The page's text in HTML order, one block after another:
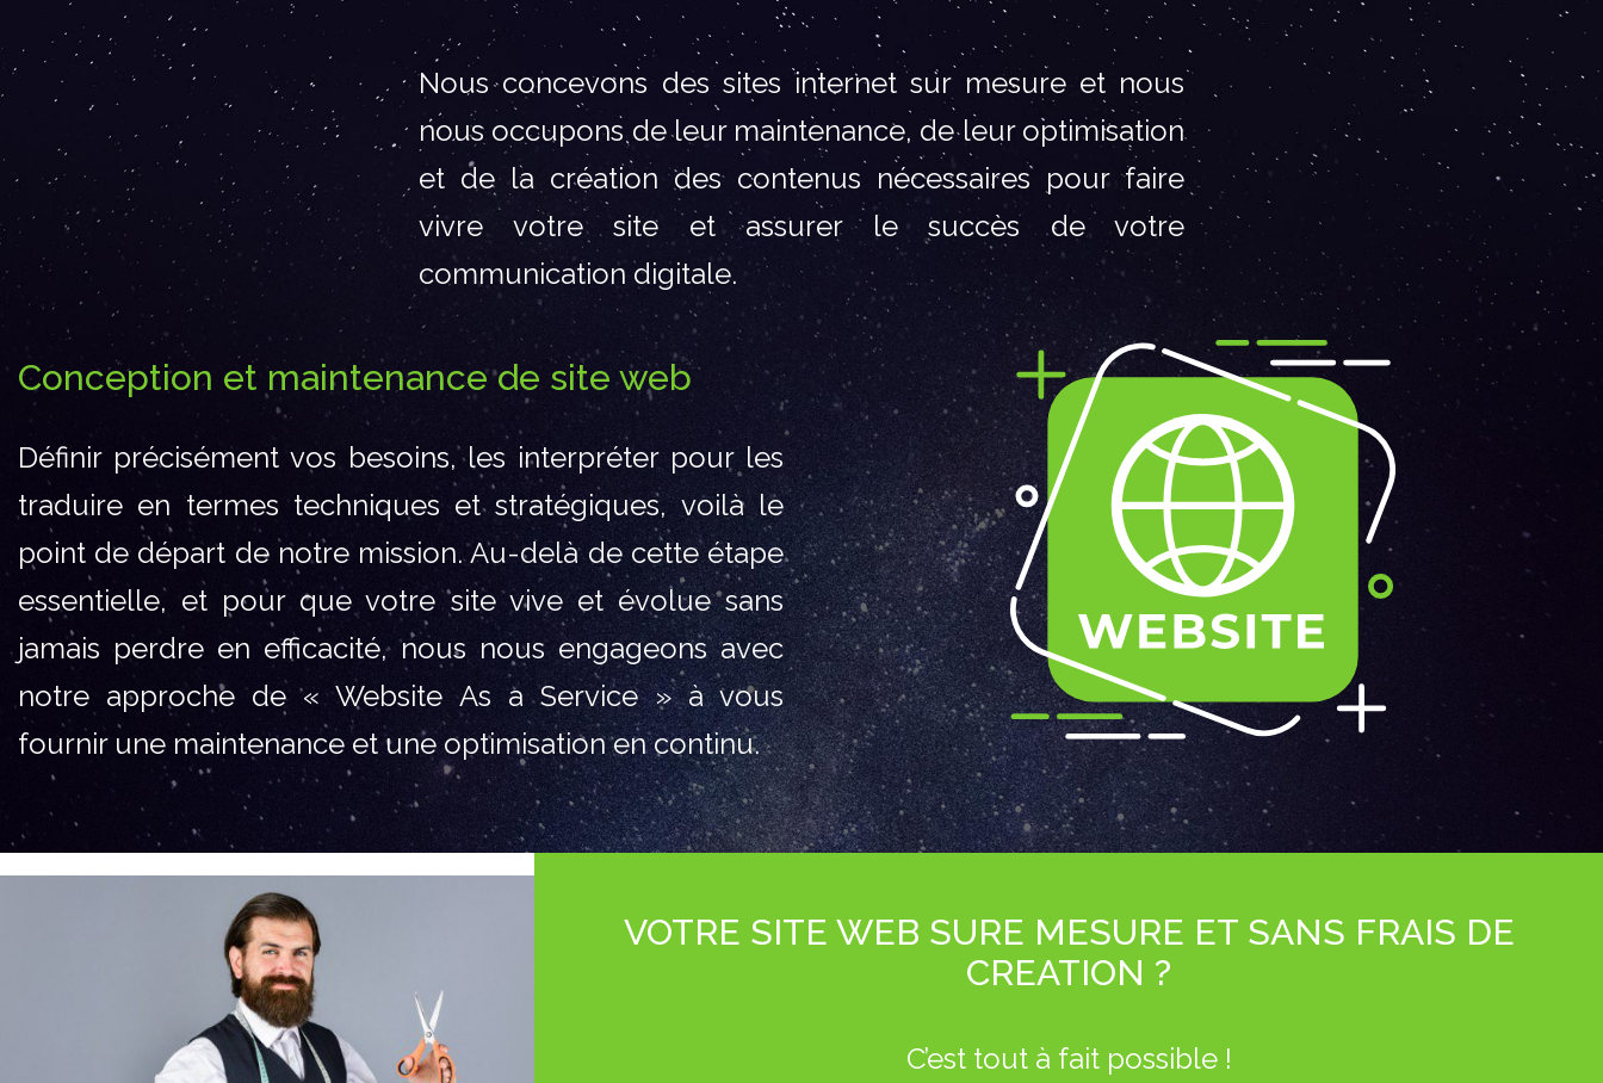
Nous concevons des sites internet sur mesure et nous
nous occupons de leur maintenance, de leur optimisation
et de la création des contenus nécessaires pour faire
vivre votre site et assurer le succès de votre
communication digitale.
Conception et maintenance de site web
Définir précisément vos besoins, les interpréter pour les
traduire en termes techniques et stratégiques, voilà le
point de départ de notre mission. Au-delà de cette étape
essentielle, et pour que votre site vive et évolue sans
jamais perdre en efficacité, nous nous engageons avec
notre approche de « Website As a Service » à vous
fournir une maintenance et une optimisation en continu.
VOTRE SITE WEB SURE MESURE ET SANS FRAIS DE
CREATION ?
C’est tout à fait possible !